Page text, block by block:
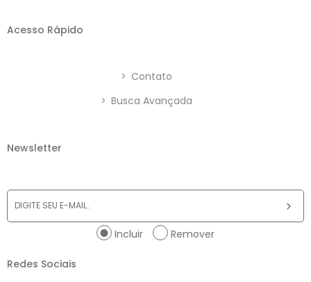
Acesso Rápido
> Contato
> Busca Avançada
Newsletter
Incluir Remover
Redes Sociais